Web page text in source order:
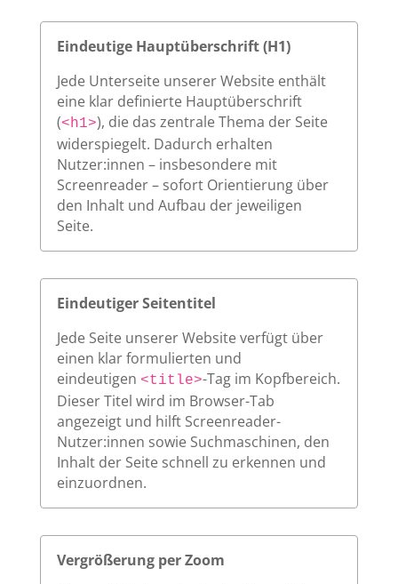
Eindeutige Hauptüberschrift (H1)
Jede Unterseite unserer Website enthält
eine klar definierte Hauptüberschrift
(<h1>), die das zentrale Thema der Seite
widerspiegelt. Dadurch erhalten
Nutzer:innen – insbesondere mit
Screenreader – sofort Orientierung über
den Inhalt und Aufbau der jeweiligen
Seite.
Eindeutiger Seitentitel
Jede Seite unserer Website verfügt über
einen klar formulierten und
eindeutigen <title>-Tag im Kopfbereich.
Dieser Titel wird im Browser-Tab
angezeigt und hilft Screenreader-
Nutzer:innen sowie Suchmaschinen, den
Inhalt der Seite schnell zu erkennen und
einzuordnen.
Vergrößerung per Zoom